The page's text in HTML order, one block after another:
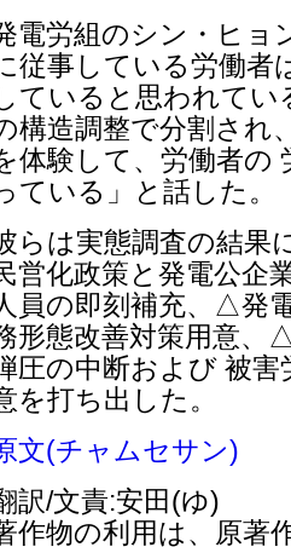
電労組のシン・ヒョ
従事している労働者
ていると思われて
構造調整で分割され
体験して、労働者の
ている」と話した。
らは実態調査の結果
営化政策と発電公企
員の即刻補充、△発
形態改善対策用意、
圧の中断および 被
を打ち出した。
文(チャムセサン)
訳/文責:安田(ゆ)
作物の利用は、原著